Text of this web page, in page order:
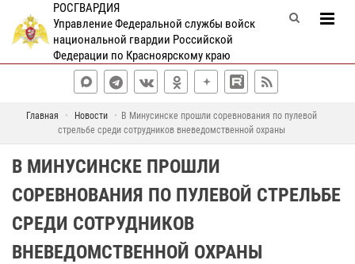
РОСГВАРДИЯ
Управление Федеральной службы войск
национальной гвардии Российской
Федерации по Красноярскому краю
Главная Новости
В Минусинске прошли соревнования по пулевой
стрельбе среди сотрудников вневедомственной охраны
В МИНУСИНСКЕ ПРОШЛИ
СОРЕВНОВАНИЯ ПО ПУЛЕВОЙ СТРЕЛЬБЕ
СРЕДИ СОТРУДНИКОВ
ВНЕВЕДОМСТВЕННОЙ ОХРАНЫ